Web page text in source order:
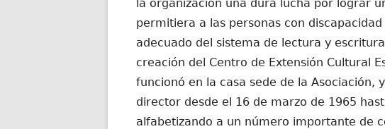
la organización una dura lucha por lograr
permitiera a las personas con
adecuado del sistema de lectura y
creación del Centro de Extensión Cultural
funcionó en la casa sede de la Asociación,
director desde el 16 de marzo de 1965
alfabetizando a un número importante de